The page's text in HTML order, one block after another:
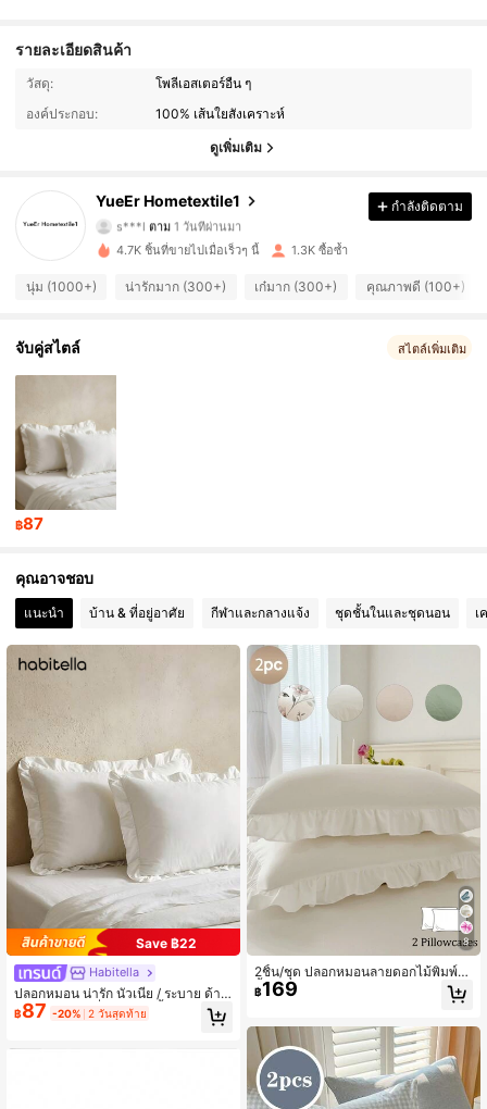
รายละเอียดสินค้า
วัสดุ:
โพลีเอสเตอร์อื่น ๆ
องค์ประกอบ:
100% เส้นใยสังเคราะห์
ดูเพิ่มเติม
YueEr Hometextile1
303 ผู้ติดตาม
s***lตาม1 วันที่ผ่านมา
4.90
303 ผู้ติดตาม
4.90 303 ผู้ติดตาม
กำลังติดตาม
4.7K ชิ้นที่ขายไปเมื่อเร็วๆ นี้ 1.3K ซื้อซ้ำ
นุ่ม (1000+) น่ารักมาก (300+) เก๋มาก (300+) คุณภาพดี (100+)
จับคู่สไตล์ สไตล์เพิ่มเติม
฿87
คุณอาจชอบ
แนะนำ บ้าน & ที่อยู่อาศัย กีฬาและกลางแจ้ง ชุดชั้นในและชุดนอน เ
Save ฿22
Habitella
ปลอกหมอน น่ารัก นัวเนีย / ระบาย ด้าน
ข้าง สำหรับ เครื่องนอน 1 ชิ้น
฿87 -20% 2 วันสุดท้าย
8
2ชิ้น/ชุด ปลอกหมอนลายดอกไม้พิมพ์สี
พื้นขอบระบายสดใส ใช้ได้ทุกฤดูกาล ส
บายและระบายอากาศได้ดี เป็นมิตรกับ
หมอนสีพื้นสไตล์เจ้าหญิง (ไม่รวมหมอ
น) เรียบง่ายและหวาน เป็นมิตรกับผิวแล
ะนุ่ม เหมาะสำหรับหอพักนักเรียน ห้องน
อน เครื่องนอนโรงแรม สีแมกโนเลีย สีข
าว
฿169